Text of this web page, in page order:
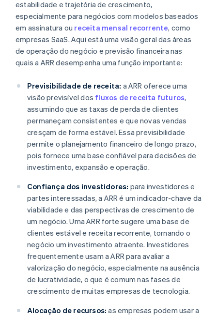
estabilidade e trajetória de crescimento,
especialmente para negócios com modelos baseados
em assinatura ou receita mensal recorrente, como
empresas SaaS. Aqui está uma visão geral das áreas
de operação do negócio e previsão financeira nas
quais a ARR desempenha uma função importante:
Previsibilidade de receita: a ARR oferece uma
visão previsível dos fluxos de receita futuros,
assumindo que as taxas de perda de clientes
permaneçam consistentes e que novas vendas
cresçam de forma estável. Essa previsibilidade
permite o planejamento financeiro de longo prazo,
pois fornece uma base confiável para decisões de
investimento, expansão e operação.
Confiança dos investidores: para investidores e
partes interessadas, a ARR é um indicador-chave da
viabilidade e das perspectivas de crescimento de
um negócio. Uma ARR forte sugere uma base de
clientes estável e receita recorrente, tornando o
negócio um investimento atraente. Investidores
frequentemente usam a ARR para avaliar a
valorização do negócio, especialmente na ausência
de lucratividade, o que é comum nas fases de
crescimento de muitas empresas de tecnologia.
Alocação de recursos: as empresas podem usar a